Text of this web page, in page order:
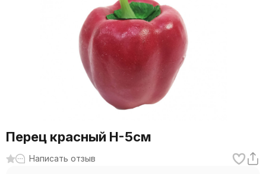
Перец красный H-5см
Написать отзыв